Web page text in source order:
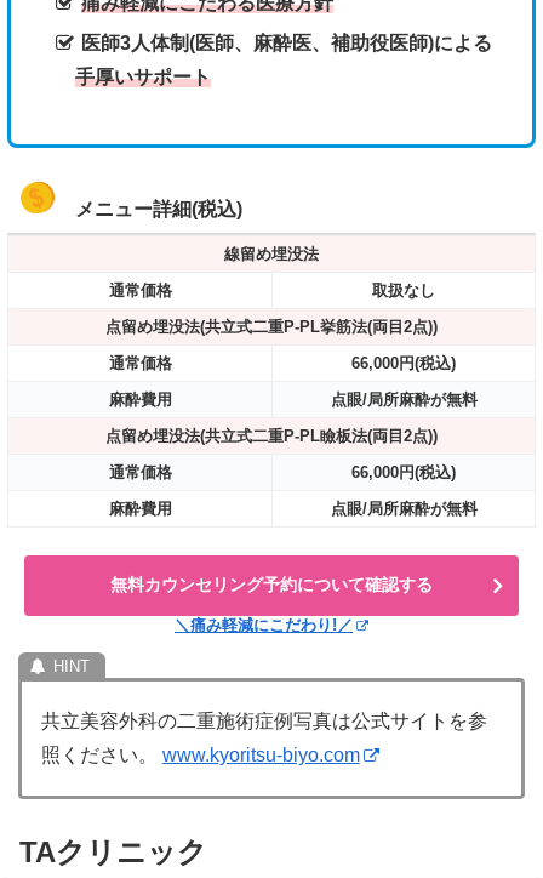
医師3人体制(医師、麻酔医、補助役医師)による
手厚いサポート
メニュー詳細(税込)
線留め埋没法
通常価格
取扱なし
点留め埋没法(共立式二重P-PL挙筋法(両目2点))
通常価格
66,000円(税込)
麻酔費用
点眼/局所麻酔が無料
点留め埋没法(共立式二重P-PL瞼板法(両目2点))
通常価格
66,000円(税込)
麻酔費用
点眼/局所麻酔が無料
無料カウンセリング予約について確認する
＼痛み軽減にこだわり!／
共立美容外科の二重施術症例写真は公式サイトを参
照ください。 www.kyoritsu-biyo.com
TAクリニック